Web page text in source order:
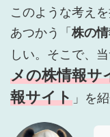
このような考え
あつかう「 株の
しい。そこで、
メの株情報サ
報サイト 」を